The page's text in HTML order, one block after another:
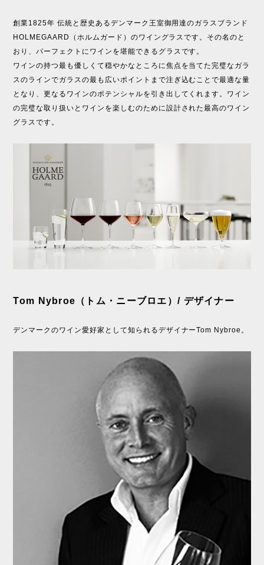
創業1825年 伝統と歴史あるデンマーク王室御用達のガラスブランド
HOLMEGAARD（ホルムガード）のワイングラスです。その名のと
おり、パーフェクトにワインを堪能できるグラスです。
ワインの持つ最も優しくて穏やかなところに焦点を当てた完璧なガラ
スのラインでガラスの最も広いポイントまで注ぎ込むことで最適な量
となり、更なるワインのポテンシャルを引き出してくれます。ワイン
の完璧な取り扱いとワインを楽しむのために設計された最高のワイン
グラスです。
Tom Nybroe（トム・ニーブロエ）/ デザイナー
デンマークのワイン愛好家として知られるデザイナーTom Nybroe。